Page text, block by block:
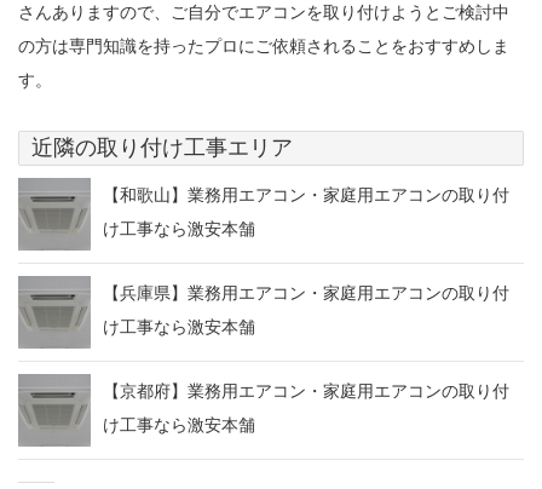
さんありますので、ご自分でエアコンを取り付けようとご検討中
の方は専門知識を持ったプロにご依頼されることをおすすめしま
す。
近隣の取り付け工事エリア
【和歌山】業務用エアコン・家庭用エアコンの取り付
け工事なら激安本舗
【兵庫県】業務用エアコン・家庭用エアコンの取り付
け工事なら激安本舗
【京都府】業務用エアコン・家庭用エアコンの取り付
け工事なら激安本舗